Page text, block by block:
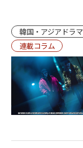
韓国・アジアドラマ
連載コラム